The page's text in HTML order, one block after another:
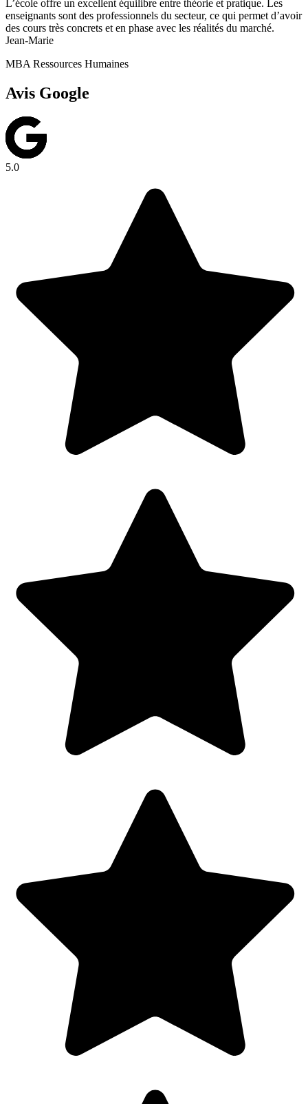
L’école offre un excellent équilibre entre théorie et pratique. Les
enseignants sont des professionnels du secteur, ce qui permet d’avoir
des cours très concrets et en phase avec les réalités du marché.
Jean-Marie
MBA Ressources Humaines
Avis Google
5.0